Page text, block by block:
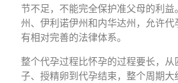
节不足，不能完全保护准父母的利益
州、伊利诺伊州和内华达州，允许代
有相对完善的法律体系。
整个代孕过程比怀孕的过程要长，从
子、授精卵到代孕结束，整个周期大